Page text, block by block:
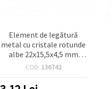
Element de legătură
metal cu cristale rotunde
albe 22x15,5x4,5 mm
orificiu 1,5 mm culoare
COD: 136742